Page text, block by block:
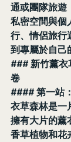
通或團隊旅遊
私密空間與個
行、情侶旅行
到專屬於自己
### 新竹薰衣
卷
#### 第一站
衣草森林是一
擁有大片的薰
香草植物和花